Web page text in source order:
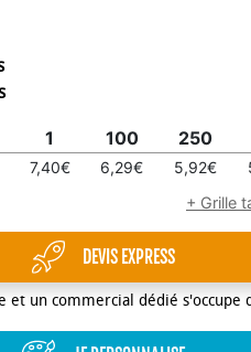
1 100 250
7,40€ 6,29€ 5,92€
+ Grille
DEVIS EXPRESS
et un commercial dédié s'occupe